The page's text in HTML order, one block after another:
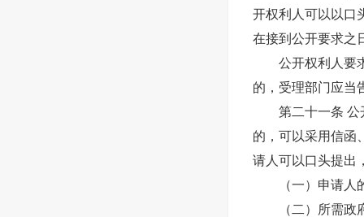
开权利人可以以口
在接到公开要求之
公开权利人要求
的，受理部门应当
第二十一条 公开
的，可以采用信函
请人可以口头提出
（一）申请人的
（二）所需政府